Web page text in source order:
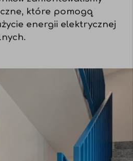
które pomogą
energii elektrycznej